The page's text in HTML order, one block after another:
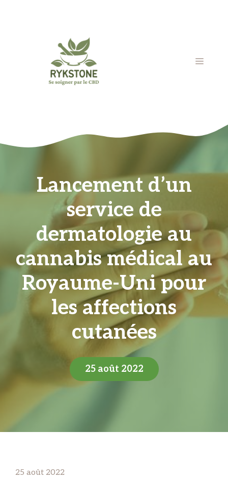
MENU
Lancement d’un
service de
dermatologie au
cannabis médical au
Royaume-Uni pour
les affections
cutanées
25 août 2022
25 août 2022